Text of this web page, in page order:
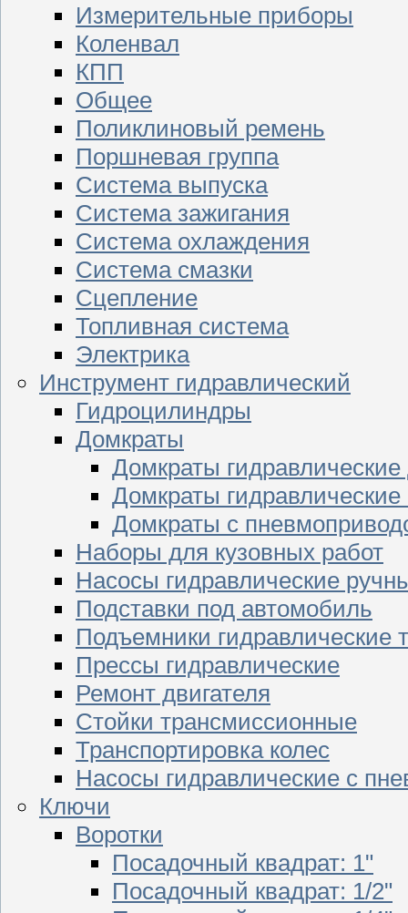
Измерительные приборы
Коленвал
КПП
Общее
Поликлиновый ремень
Поршневая группа
Система выпуска
Система зажигания
Система охлаждения
Система смазки
Сцепление
Топливная система
Электрика
Инструмент гидравлический
Гидроцилиндры
Домкраты
Домкраты
Домкраты гидравлические
Домкраты с
Наборы для кузовных работ
Насосы гидравлические
Подставки под автомобиль
Подъемники гидравлические
Прессы гидравлические
Ремонт двигателя
Стойки трансмиссионные
Транспортировка колес
Насосы гидравлические с
Ключи
Воротки
Посадочный квадрат: 1"
Посадочный квадрат: 1/2"